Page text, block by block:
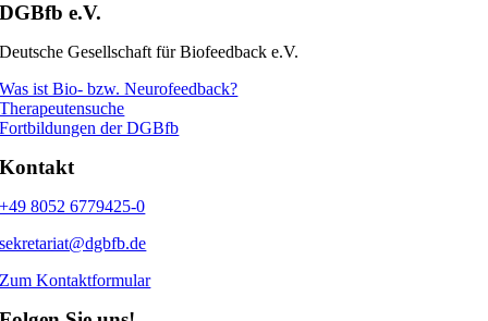
DGBfb e.V.
Deutsche Gesellschaft für Biofeedback e.V.
Was ist Bio- bzw. Neurofeedback?
Therapeutensuche
Fortbildungen der DGBfb
Kontakt
+49 8052 6779425-0
sekretariat@dgbfb.de
Zum Kontaktformular